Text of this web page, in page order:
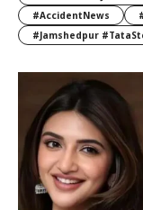
#AccidentNews
#Jamshedpur